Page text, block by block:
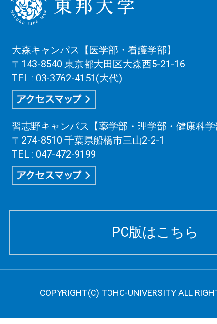
大森キャンパス【医学部・看護学部】
〒143-8540 東京都大田区大森西5-21-16
TEL : 03-3762-4151(大代)
習志野キャンパス【薬学部・理学部・健康科
〒274-8510 千葉県船橋市三山2-2-1
TEL : 047-472-9199
PC版はこちら
COPYRIGHT(C) TOHO-UNIVERSITY ALL